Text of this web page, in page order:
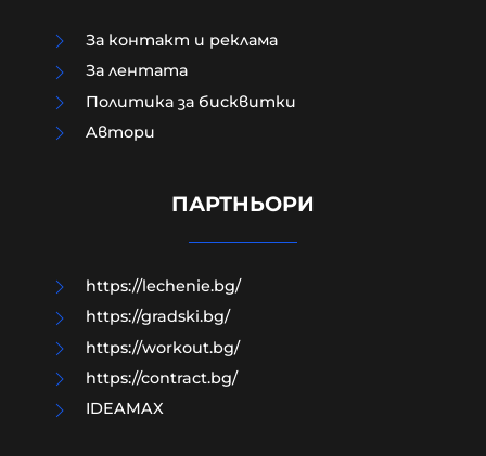
Политическият инстинкт на
самонареклата се демократична
позиция СРЕЩУ собствения народ
За контакт и реклама
За лентата
Политика за бисквитки
Aвтори
ПАРТНЬОРИ
https://lechenie.bg/
https://gradski.bg/
https://workout.bg/
https://contract.bg/
IDEAMAX